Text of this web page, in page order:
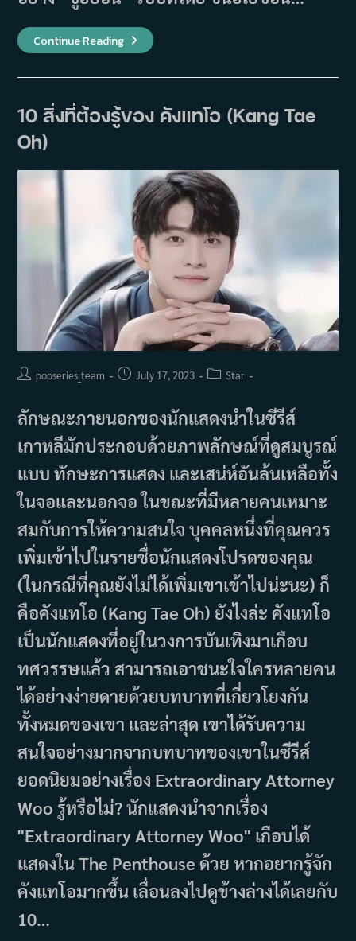
Continue Readingรีวิว
Target
เก็ต
ความ
ชั่ว
ข้าม
คืน
10 สิ่งที่ต้องรู้ของ คังแทโอ (Kang Tae
Oh)
Postpopseries_team
PostJuly 17, 2023
PostStar
ลักษณะภายนอกของนักแสดงนำในซีรีส์
เกาหลีมักประกอบด้วยภาพลักษณ์ที่ดูสมบูรณ์
แบบ ทักษะการแสดง และเสน่ห์อันล้นเหลือทั้ง
ในจอและนอกจอ ในขณะที่มีหลายคนเหมาะ
สมกับการให้ความสนใจ บุคคลหนึ่งที่คุณควร
เพิ่มเข้าไปในรายชื่อนักแสดงโปรดของคุณ
(ในกรณีที่คุณยังไม่ได้เพิ่มเขาเข้าไปน่ะนะ) ก็
คือคังแทโอ (Kang Tae Oh) ยังไงล่ะ คังแทโอ
เป็นนักแสดงที่อยู่ในวงการบันเทิงมาเกือบ
ทศวรรษแล้ว สามารถเอาชนะใจใครหลายคน
ได้อย่างง่ายดายด้วยบทบาทที่เกี่ยวโยงกัน
ทั้งหมดของเขา และล่าสุด เขาได้รับความ
สนใจอย่างมากจากบทบาทของเขาในซีรีส์
ยอดนิยมอย่างเรื่อง Extraordinary Attorney
Woo รู้หรือไม่? นักแสดงนำจากเรื่อง
"Extraordinary Attorney Woo" เกือบได้
แสดงใน The Penthouse ด้วย หากอยากรู้จัก
คังแทโอมากขึ้น เลื่อนลงไปดูข้างล่างได้เลยกับ
10…